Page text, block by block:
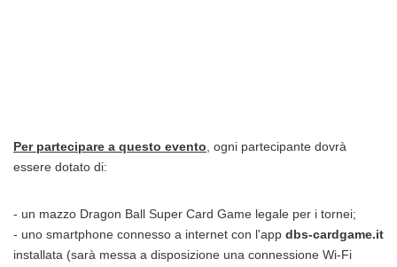
Per partecipare a questo evento, ogni partecipante dovrà
essere dotato di:
- un mazzo Dragon Ball Super Card Game legale per i tornei;
- uno smartphone connesso a internet con l'app dbs-cardgame.it
installata (sarà messa a disposizione una connessione Wi-Fi